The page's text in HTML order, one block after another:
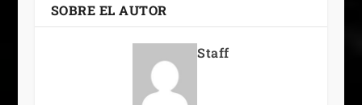
SOBRE EL AUTOR
Staff